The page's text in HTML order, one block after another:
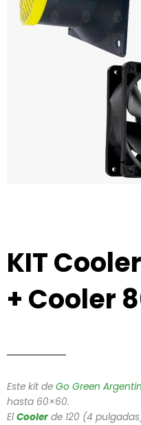
KIT
+ Cooler
Este kit de Go Green
hasta 60×60.
ElCoolerde 120 (4